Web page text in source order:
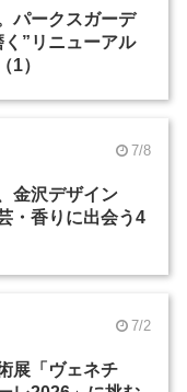
パークスガーデ
く”リニューアル
1）
7/8
金沢デザイン
・香りに出会う4
7/2
展「ヴェネチ